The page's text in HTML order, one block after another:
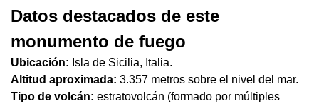
Datos destacados de este
monumento de fuego
Ubicación: Isla de Sicilia, Italia.
Altitud aproximada: 3.357 metros sobre el nivel del mar.
Tipo de volcán: estratovolcán (formado por múltiples